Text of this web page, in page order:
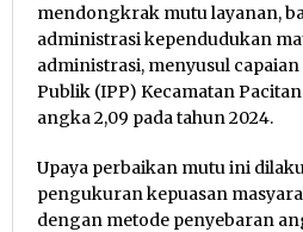
mendongkrak mutu layanan,
administrasi kependudukan
administrasi, menyusul
Publik (IPP) Kecamatan
angka 2,09 pada tahun 2024.
Upaya perbaikan mutu ini
pengukuran kepuasan
dengan metode penyebaran